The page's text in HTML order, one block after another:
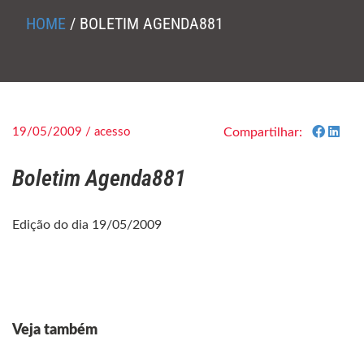
HOME / BOLETIM AGENDA881
19/05/2009 / acesso Compartilhar:
Boletim Agenda881
Edição do dia 19/05/2009
Veja também